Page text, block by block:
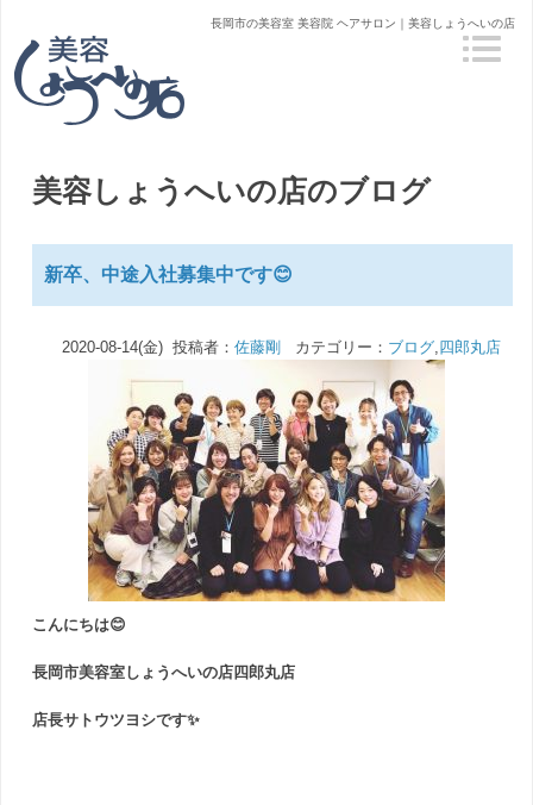
長岡市の美容室 美容院 ヘアサロン｜美容しょうへいの店
美容しょうへいの店のブログ
新卒、中途入社募集中です😊
2020-08-14(金) 投稿者： 佐藤剛 カテゴリー： ブログ,四郎丸店
こんにちは😊
長岡市美容室しょうへいの店四郎丸店
店長サトウツヨシです✨